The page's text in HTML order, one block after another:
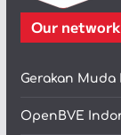
Our network
Gerakan Muda
OpenBVE